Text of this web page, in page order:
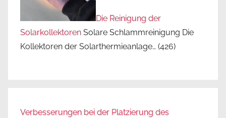
Die Reinigung der
Solarkollektoren Solare Schlammreinigung Die
Kollektoren der Solarthermieanlage… (426)
Verbesserungen bei der Platzierung des